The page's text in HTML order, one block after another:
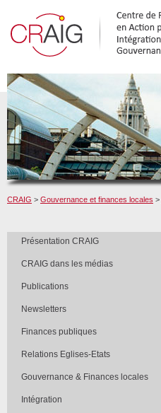
CRAIG > Gouvernance et finances locales >
Présentation CRAIG
CRAIG dans les médias
Publications
Newsletters
Finances publiques
Relations Eglises-Etats
Gouvernance & Finances locales
Intégration